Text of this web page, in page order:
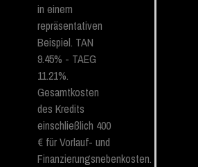
in einem
repräsentativen
Beispiel. TAN
9.45% - TAEG
11.21%.
Gesamtkosten
des Kredits
einschließlich 400
€ für Vorlauf- und
Finanzierungsnebenkosten.